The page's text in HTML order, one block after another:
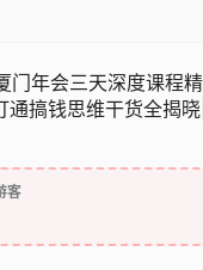
门年会三天深度课程
通搞钱思维干货全揭
客